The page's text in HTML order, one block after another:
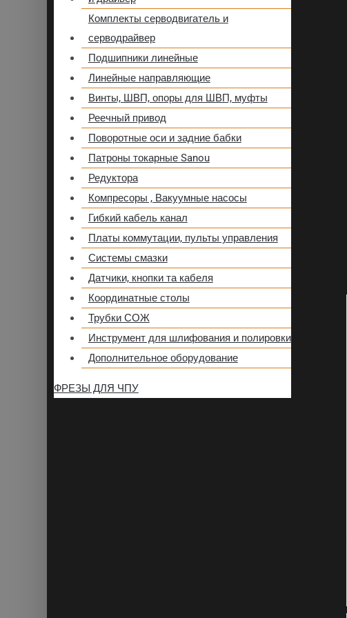
Комплекты серводвигатель и
серводрайвер
Подшипники линейные
Линейные направляющие
Винты, ШВП, опоры для ШВП, муфты
Реечный привод
Поворотные оси и задние бабки
Патроны токарные Sanou
Редуктора
Компресоры , Вакуумные насосы
Гибкий кабель канал
Платы коммутации, пульты управления
Системы смазки
Датчики, кнопки та кабеля
Координатные столы
Трубки СОЖ
Инструмент для шлифования и полировки
Дополнительное оборудование
ФРЕЗЫ ДЛЯ ЧПУ